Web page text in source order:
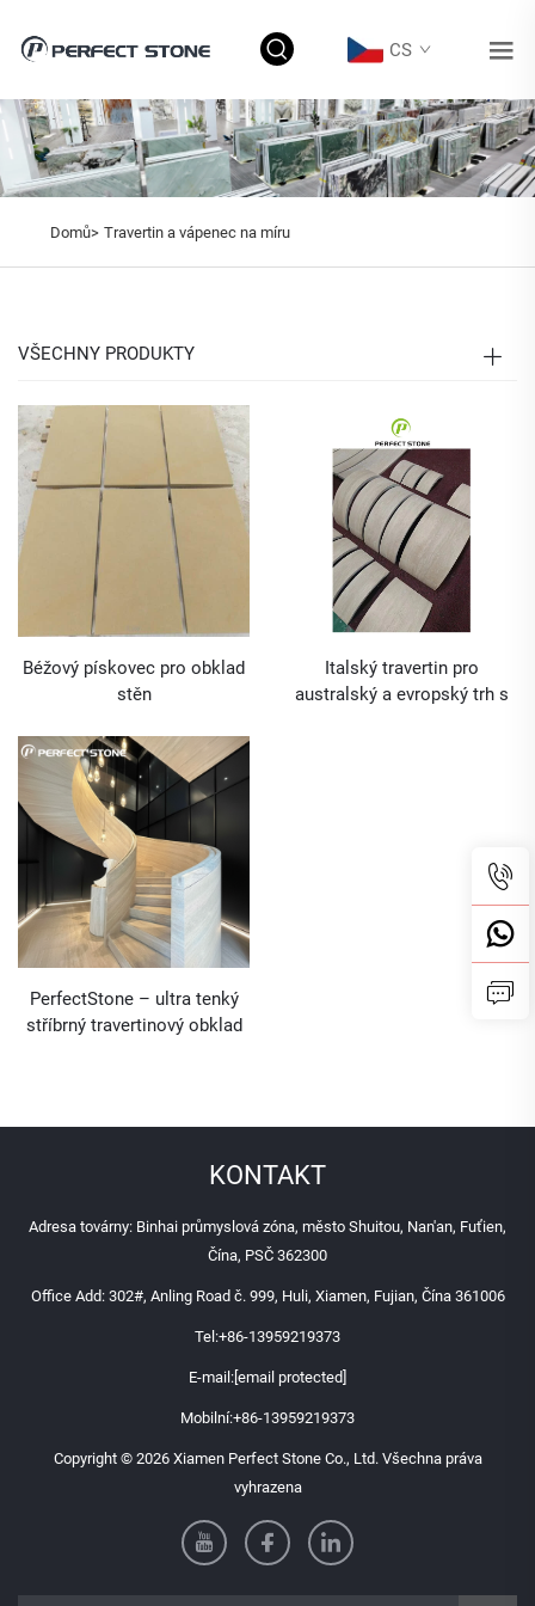
CS
Domů> Travertin a vápenec na míru
VŠECHNY PRODUKTY
Béžový pískovec pro obklad
stěn
Italský travertin pro
australský a evropský trh s
PerfectStone – ultra tenký
stříbrný travertinový obklad
KONTAKT
Adresa továrny: Binhai průmyslová zóna, město Shuitou, Nan'an, Fuťien,
Čína, PSČ 362300
Office Add: 302#, Anling Road č. 999, Huli, Xiamen, Fujian, Čína 361006
Tel:+86-13959219373
E-mail: [email protected]
Mobilní:+86-13959219373
Copyright © 2026 Xiamen Perfect Stone Co., Ltd. Všechna práva
vyhrazena